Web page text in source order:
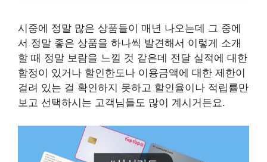
시중에 정말 많은 상품들이 매년 나오는데 그 중에
서 정말 좋은 상품을 하나씩 발견해서 이렇게 소개
할 때 정말 보람을 느낄 것 같은데 전달 실적에 대한
함정이 있거나 할인한도나 이용금액에 대한 제한이
걸려 있는 걸 확인하지 못하고 할인율이나 적립률만
보고 선택하시는 고객님들도 많이 계시거든요.